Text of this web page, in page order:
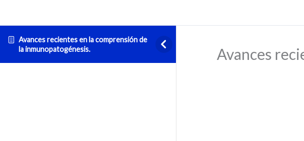
Avances recientes en la comprensión de
la inmunopatogénesis.
Avances